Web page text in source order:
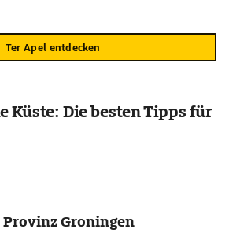
Ter Apel entdecken
Küste: Die besten Tipps für
Groningen